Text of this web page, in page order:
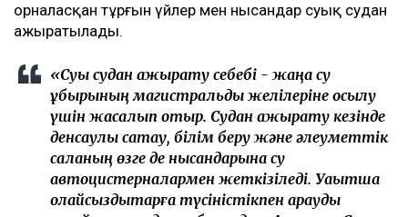
орналасқан тұрғын үйлер мен нысандар суық судан
ажыратылады.
«Суық судан ажырату себебі - жаңа су
құбырының магистральдық желілеріне қосылу
үшін жасалып отыр. Судан ажырату кезінде
денсаулық сақтау, білім беру және әлеуметтік
саланың өзге де нысандарына су
автоцистерналармен жеткізіледі. Уақытша
қолайсыздықтарға түсіністікпен қарауды